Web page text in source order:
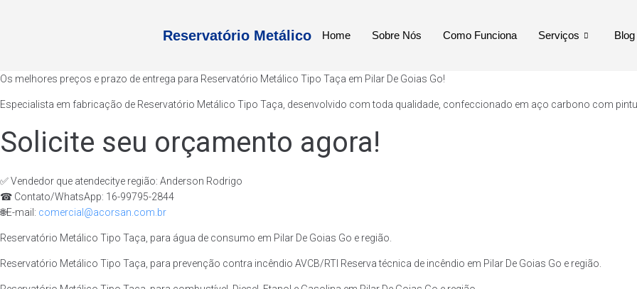
Reservatório Metálico Home Sobre Nós Como Funciona Serviços Blog
Os melhores preços e prazo de entrega para Reservatório Metálico Tipo Taça em Pilar De Goias Go!
Especialista em fabricação de Reservatório Metálico Tipo Taça, desenvolvido com toda qualidade, confeccionado em aço carbono com
Solicite seu orçamento agora!
✅ Vendedor que atendecitye região: Anderson Rodrigo
☎ Contato/WhatsApp: 16-99795-2844
🌐E-mail: comercial@acorsan.com.br
Reservatório Metálico Tipo Taça, para água de consumo em Pilar De Goias Go e região.
Reservatório Metálico Tipo Taça, para prevenção contra incêndio AVCB/RTI Reserva técnica de incêndio em Pilar De Goias Go e região.